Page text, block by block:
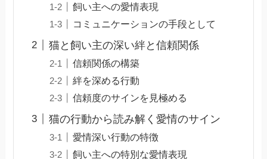
飼い主への愛情表現
コミュニケーションの手段として
猫と飼い主の深い絆と信頼関係
信頼関係の構築
絆を深める行動
信頼度のサインを見極める
猫の行動から読み解く愛情のサイン
愛情深い行動の特徴
飼い主への特別な愛情表現